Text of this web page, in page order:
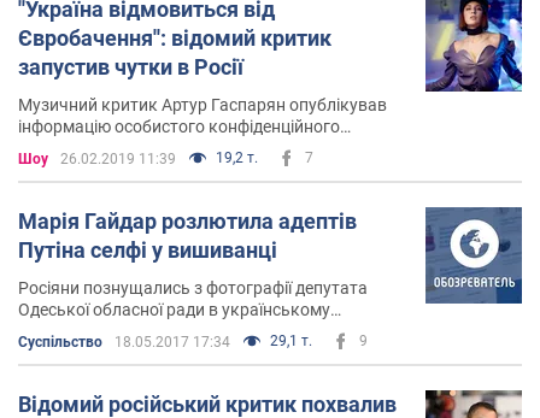
''Україна відмовиться від
Євробачення'': відомий критик
запустив чутки в Росії
Музичний критик Артур Гаспарян опублікував
інформацію особистого конфіденційного
Шоу 26.02.2019 11:39 19,2 т. 7
Марія Гайдар розлютила адептів
Путіна селфі у вишиванці
Росіяни познущались з фотографії депутата
Одеської обласної ради в українському
національному одязі
Суспільство 18.05.2017 17:34 29,1 т. 9
Відомий російський критик похвалив